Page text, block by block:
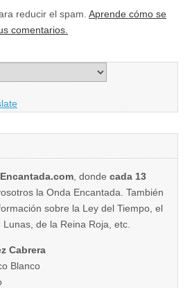
reducir el spam. Aprende cómo se
comentarios.
, donde cada 13
la Onda Encantada. También
sobre la Ley del Tiempo, el
de la Reina Roja, etc.
Cabrera
Blanco